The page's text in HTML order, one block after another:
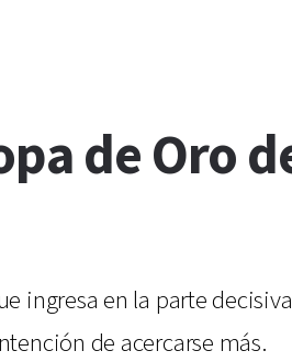
de Oro
ingresa en la parte
de acercarse más.